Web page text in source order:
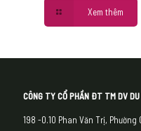
Xem thêm
CÔNG TY CỔ PHẦN ĐT TM DV
198 -0.10 Phan Văn Trị, Phường